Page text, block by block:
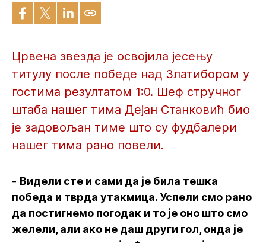
Црвена звезда је освојила јесењу
титулу после победе над Златибором у
гостима резултатом 1:0. Шеф стручног
штаба нашег тима Дејан Станковић био
је задовољан тиме што су фудбалери
нашег тима рано повели.
- Видели сте и сами да је била тешка
победа и тврда утакмица. Успели смо рано
да постигнемо погодак и то је оно што смо
желели, али ако не даш други гол, онда је